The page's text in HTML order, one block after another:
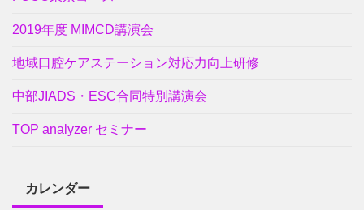
2019年度 MIMCD講演会
地域口腔ケアステーション対応力向上研修
中部JIADS・ESC合同特別講演会
TOP analyzer セミナー
カレンダー